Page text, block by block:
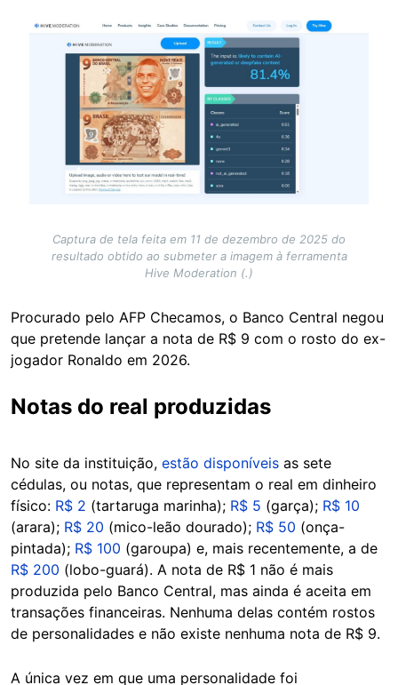
Image
Captura de tela feita em 11 de dezembro de 2025 do
resultado obtido ao submeter a imagem à ferramenta
Hive Moderation (.)
Procurado pelo AFP Checamos, o Banco Central negou
que pretende lançar a nota de R$ 9 com o rosto do ex-
jogador Ronaldo em 2026.
Notas do real produzidas
No site da instituição, estão disponíveis as sete
cédulas, ou notas, que representam o real em dinheiro
físico: R$ 2 (tartaruga marinha); R$ 5 (garça); R$ 10
(arara); R$ 20 (mico-leão dourado); R$ 50 (onça-
pintada); R$ 100 (garoupa) e, mais recentemente, a de
R$ 200 (lobo-guará). A nota de R$ 1 não é mais
produzida pelo Banco Central, mas ainda é aceita em
transações financeiras. Nenhuma delas contém rostos
de personalidades e não existe nenhuma nota de R$ 9.
A única vez em que uma personalidade foi